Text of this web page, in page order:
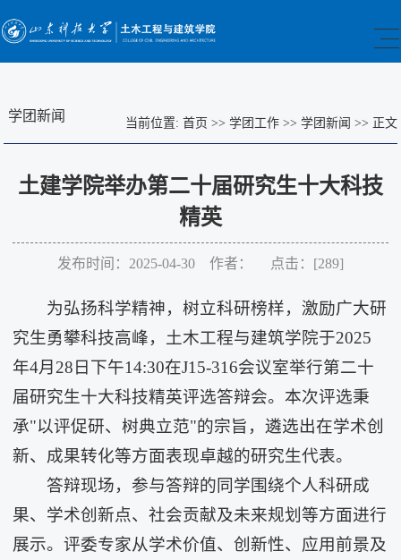
学团新闻 当前位置: 首页 >> 学团工作>> 学团新闻 >> 正文
土建学院举办第二十届研究生十大科技
精英
发布时间：2025-04-30 作者： 点击：[289]
为弘扬科学精神，树立科研榜样，激励广大研
究生勇攀科技高峰，土木工程与建筑学院于2025
年4月28日下午14:30在J15-316会议室举行第二十
届研究生十大科技精英评选答辩会。本次评选秉
承"以评促研、树典立范"的宗旨，遴选出在学术创
新、成果转化等方面表现卓越的研究生代表。
答辩现场，参与答辩的同学围绕个人科研成
果、学术创新点、社会贡献及未来规划等方面进行
展示。评委专家从学术价值、创新性、应用前景及